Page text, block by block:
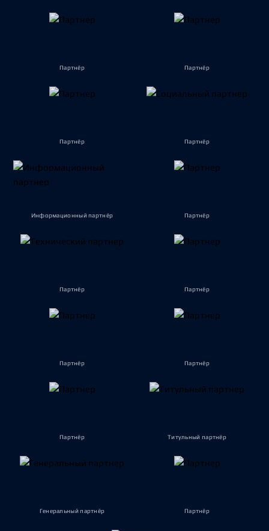
Партнёр Партнёр
Партнёр Партнёр
Информационный партнёр Партнёр
Партнёр Партнёр
Партнёр Партнёр
Партнёр Титульный партнёр
Генеральный партнёр Партнёр